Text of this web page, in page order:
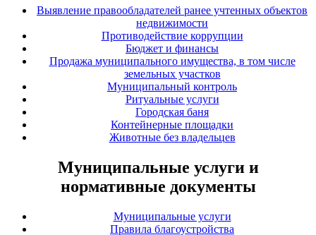
Выявление правообладателей ранее учтенных объектов
недвижимости
Противодействие коррупции
Бюджет и финансы
Продажа муниципального имущества, в том числе
земельных участков
Муниципальный контроль
Ритуальные услуги
Городская баня
Контейнерные площадки
Животные без владельцев
Муниципальные услуги и
нормативные документы
Муниципальные услуги
Правила благоустройства